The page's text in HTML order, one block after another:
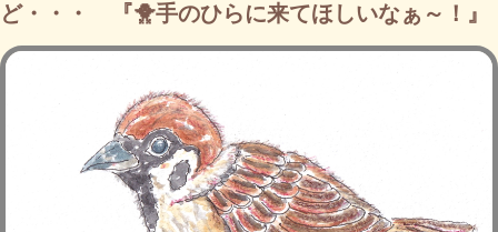
ど・・・ 『🐥手のひらに来てほしいなぁ～！』